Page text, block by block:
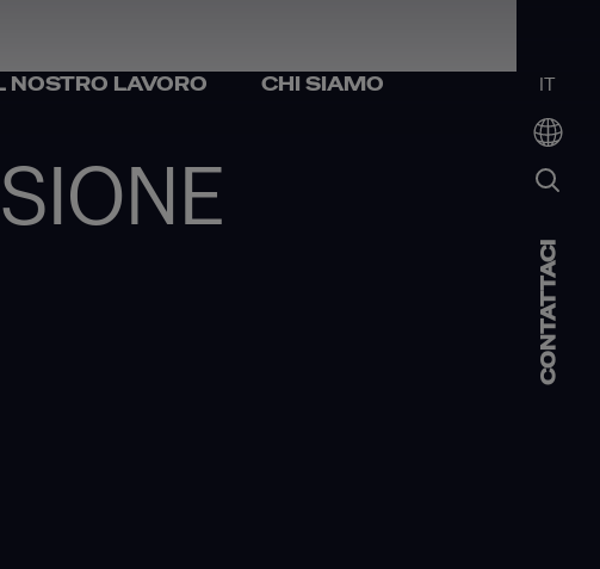
NOSTRO LAVORO CHI SIAMO IT
CONTATTACI